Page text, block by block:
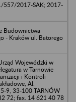
557/2017-SAK; 2017-
Budownictwa
- Kraków ul. Batorego
Wojewódzki w
w Tarnowie
i Kontroli
Al.
9, 33-100 TARNÓW
72; fax. 14 621 40 78